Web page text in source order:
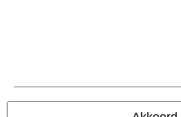
© 1986-2026 Large Popmerchandising B.V.